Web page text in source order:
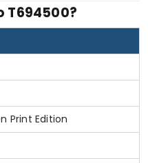
T694500?
Print Edition